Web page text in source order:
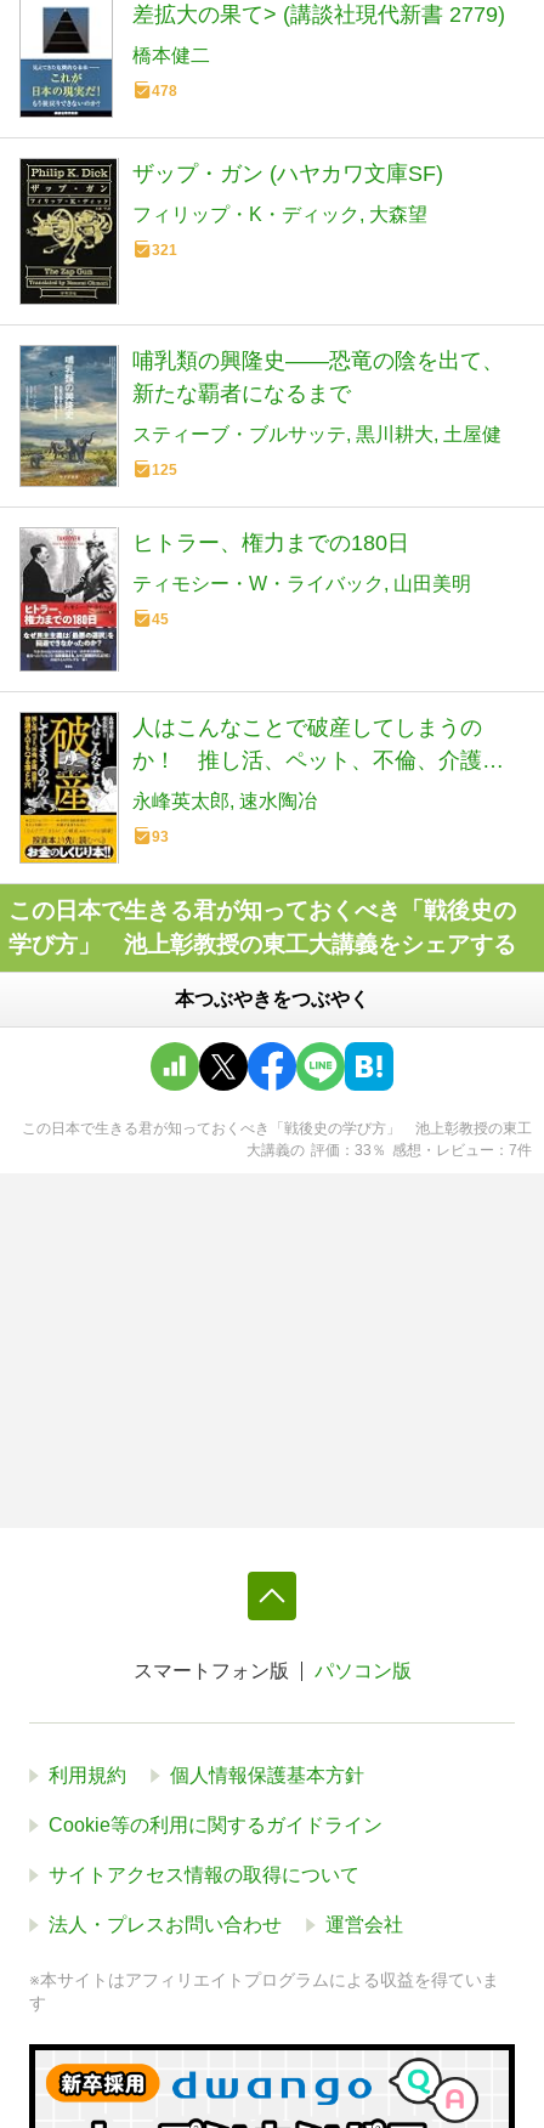
差拡大の果て> (講談社現代新書 2779)
橋本健二
478
ザップ・ガン (ハヤカワ文庫SF)
フィリップ・K・ディック 大森望
321
哺乳類の興隆史――恐竜の陰を出て、
新たな覇者になるまで
スティーブ・ブルサッテ 黒川耕大 土屋健
125
ヒトラー、権力までの180日
ティモシー・W・ライバック 山田美明
45
人はこんなことで破産してしまうの
か！ 推し活、ペット、不倫、介護、
投資……普通の人でもハマる落とし穴
(単行本)
永峰英太郎 速水陶冶
93
この日本で生きる君が知っておくべき「戦後史の
学び方」 池上彰教授の東工大講義をシェアする
本つぶやきをつぶやく
この日本で生きる君が知っておくべき「戦後史の学び方」 池上彰教授の東工
大講義の 評価 33 ％ 感想・レビュー 7件
スマートフォン版 パソコン版
利用規約 個人情報保護基本方針
Cookie等の利用に関するガイドライン
サイトアクセス情報の取得について
法人・プレスお問い合わせ 運営会社
※本サイトはアフィリエイトプログラムによる収益を得ていま
す